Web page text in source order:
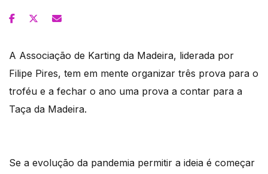
A Associação de Karting da Madeira, liderada por
Filipe Pires, tem em mente organizar três prova para o
troféu e a fechar o ano uma prova a contar para a
Taça da Madeira.
Se a evolução da pandemia permitir a ideia é começar